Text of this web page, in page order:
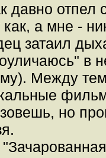
давно отпел
как, а мне -
затаил
в
Между
но